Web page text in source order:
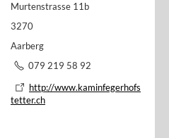
Murtenstrasse 11b
3270
Aarberg
079 219 58 92
http://www.kaminfegerhofs
tetter.ch